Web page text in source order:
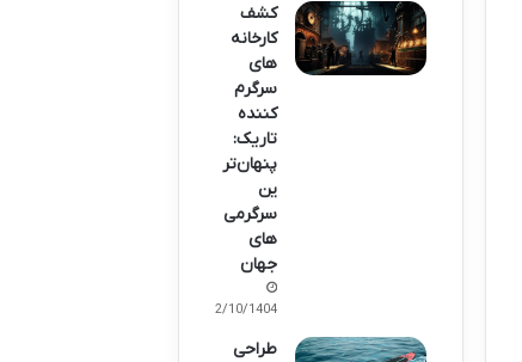
کشف
کارخانه
های
سرگرم
کننده
تاریک:
پنهان‌تر
ین
سرگرمی‌
های
جهان
02/10/1404
طراحی